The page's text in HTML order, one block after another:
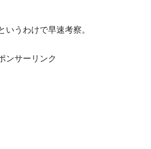
いうわけで早速考察。
ンサーリンク